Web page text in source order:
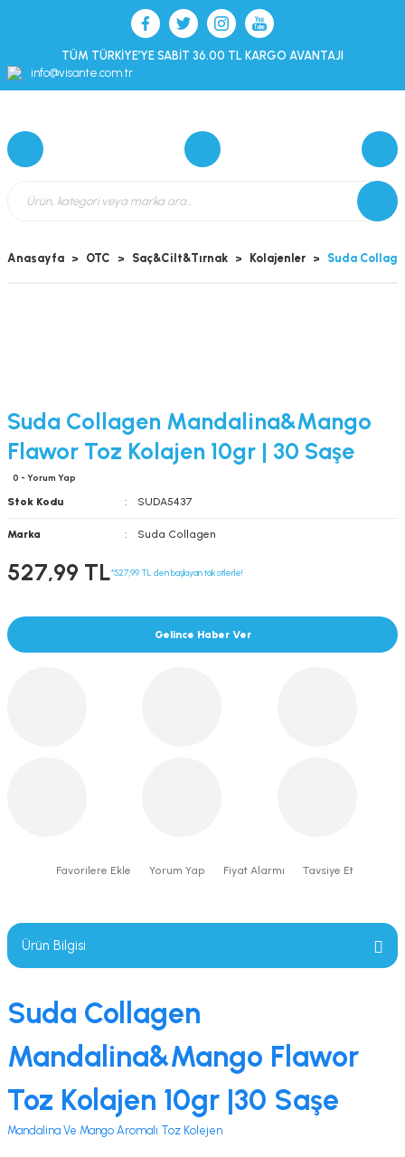
TÜM TÜRKİYE’YE SABİT 36.00 TL KARGO AVANTAJI
info@visante.com.tr
Anasayfa OTC Saç&Cilt&Tırnak Kolajenler Suda
Suda Collagen Mandalina&Mango
Flawor Toz Kolajen 10gr | 30 Saşe
0 - Yorum Yap
Stok Kodu SUDA5437
Marka Suda Collagen
527,99 TL*527,99 TL den başlayan taksitlerle!
Gelince Haber Ver
Yorum Yap Fiyat Alarmı Tavsiye Et
Ürün Bilgisi
Suda Collagen
Mandalina&Mango Flawor
Toz Kolajen 10gr |30 Saşe
Mandalina Ve Mango Aromalı Toz Kolejen